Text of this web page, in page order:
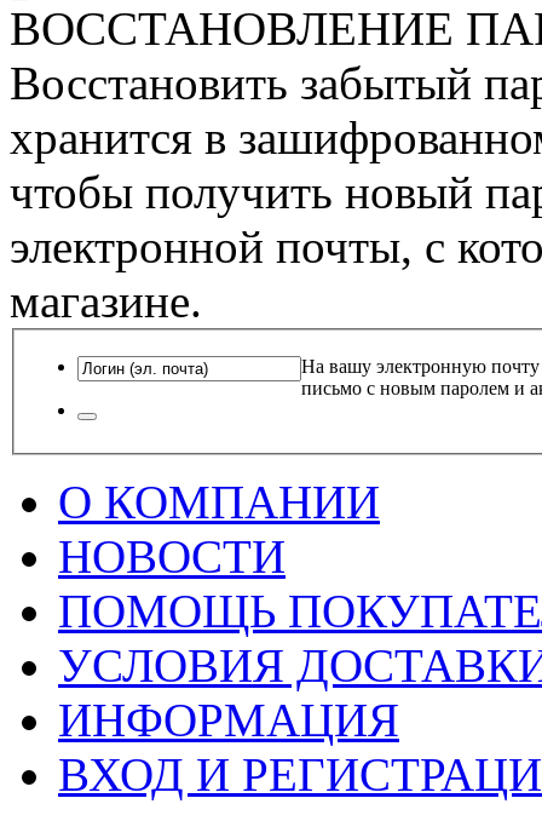
ВОССТАНОВЛЕНИЕ
Восстановить забытый
хранится в
чтобы получить новый
электронной почты, с
магазине.
На вашу электронную почту
письмо с новым паролем и
О КОМПАНИИ
НОВОСТИ
ПОМОЩЬ
УСЛОВИЯ
ИНФОРМАЦИЯ
ВХОД И